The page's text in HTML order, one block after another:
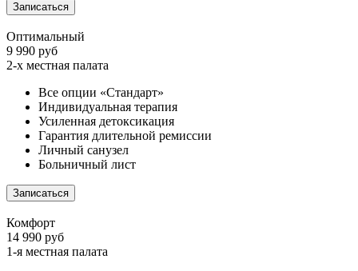
Записаться
Оптимальный
9 990 руб
2-х местная палата
Все опции «Стандарт»
Индивидуальная терапия
Усиленная детоксикация
Гарантия длительной ремиссии
Личный санузел
Больничный лист
Записаться
Комфорт
14 990 руб
1-я местная палата